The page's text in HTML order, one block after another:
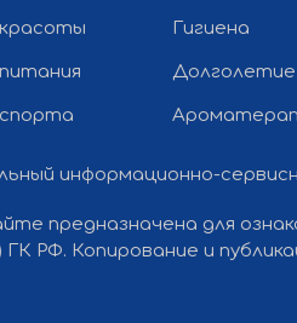
информационно-
предназначена для
РФ. Копирование и
Гигиена
Долголетие
Политика